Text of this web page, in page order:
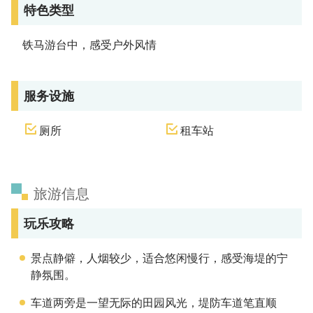
特色类型
铁马游台中，感受户外风情
服务设施
厕所 租车站
旅游信息
玩乐攻略
景点静僻，人烟较少，适合悠闲慢行，感受海堤的宁
静氛围。
车道两旁是一望无际的田园风光，堤防车道笔直顺